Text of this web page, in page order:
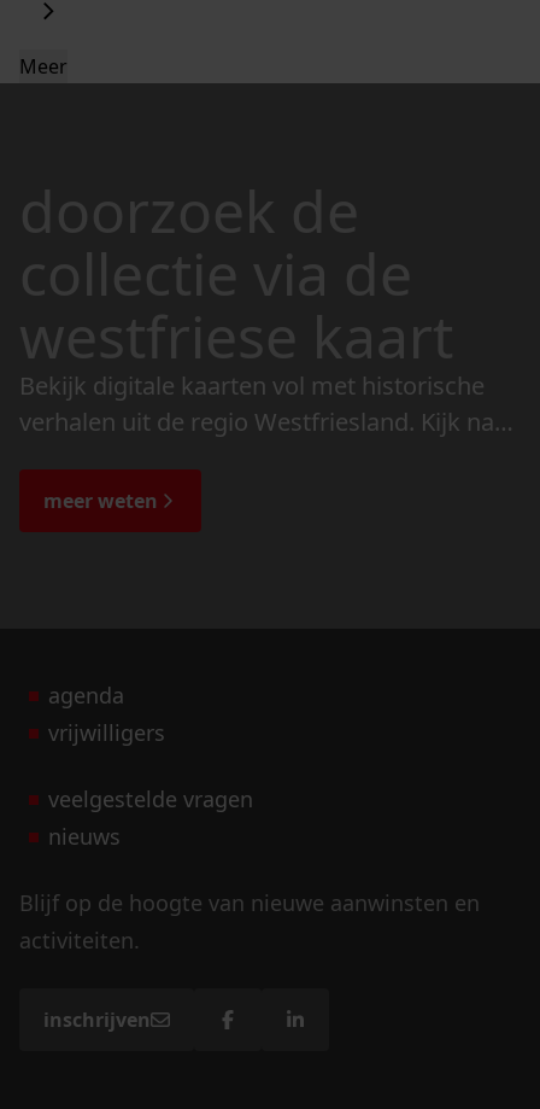
Meer
doorzoek de
collectie via de
westfriese kaart
Bekijk digitale kaarten vol met historische
verhalen uit de regio Westfriesland. Kijk naar
de bijzondere verhalen.
meer weten
agenda
vrijwilligers
veelgestelde vragen
nieuws
Blijf op de hoogte van nieuwe aanwinsten en
activiteiten.
inschrijven